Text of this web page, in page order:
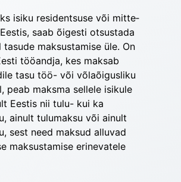
isiku residentsuse või mitte­
saab õigesti otsustada
maksustamise üle. On
tööandja, kes maksab
tasu töö- või võlaõigusliku
peab maksma sellele isikule
Eestis nii tulu- kui ka
ainult tulumaksu või ainult
sest need maksud alluvad
maksustamise erinevatele